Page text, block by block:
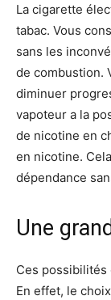
La cigarette
tabac. Vous
sans les
de combustion.
diminuer
vapoteur a la
de nicotine en
en nicotine.
dépendance
Une
Ces possibilités
En effet, le